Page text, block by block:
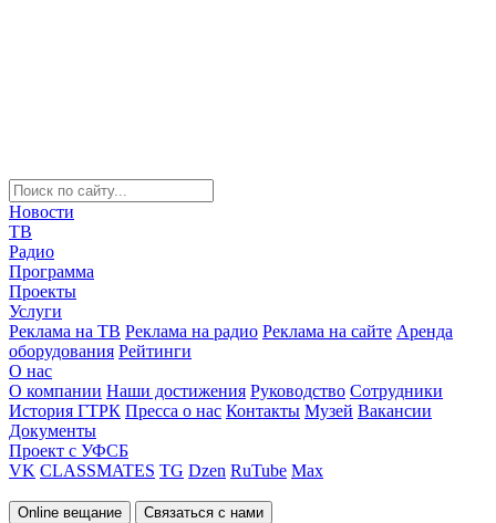
Новости
ТВ
Радио
Программа
Проекты
Услуги
Реклама на ТВ Реклама на радио Реклама на сайте Аренда
оборудования Рейтинги
О нас
О компании Наши достижения Руководство Сотрудники
История ГТРК Пресса о нас Контакты Музей Вакансии
Документы
Проект с УФСБ
VK CLASSMATES TG Dzen RuTube Max
Online вещание Связаться с нами